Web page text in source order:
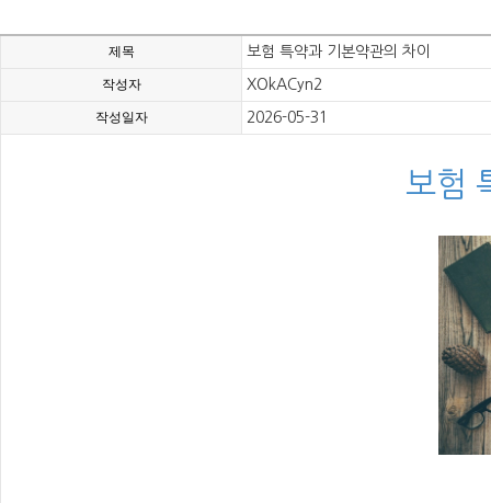
제목 보험 특약과 기본약관의 차이
작성자 XOkACyn2
작성일자 2026-05-31
보험